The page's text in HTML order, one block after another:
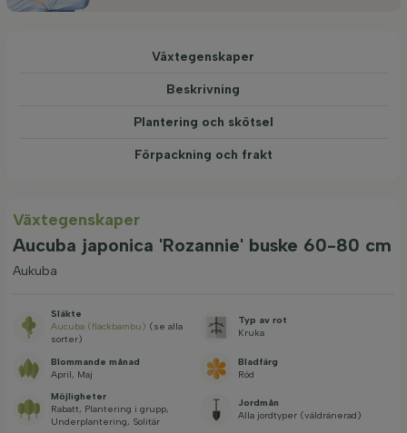
Växtegenskaper
Beskrivning
Plantering och skötsel
Förpackning och frakt
Växtegenskaper
Aucuba japonica 'Rozannie' buske 60-80 cm
Aukuba
Släkte
Aucuba (fläckbambu) (se alla
sorter)
Typ av rot
Kruka
Blommande månad
April, Maj
Bladfärg
Röd
Möjligheter
Rabatt, Plantering i grupp,
Underplantering, Solitär
Jordmån
Alla jordtyper (väldränerad)